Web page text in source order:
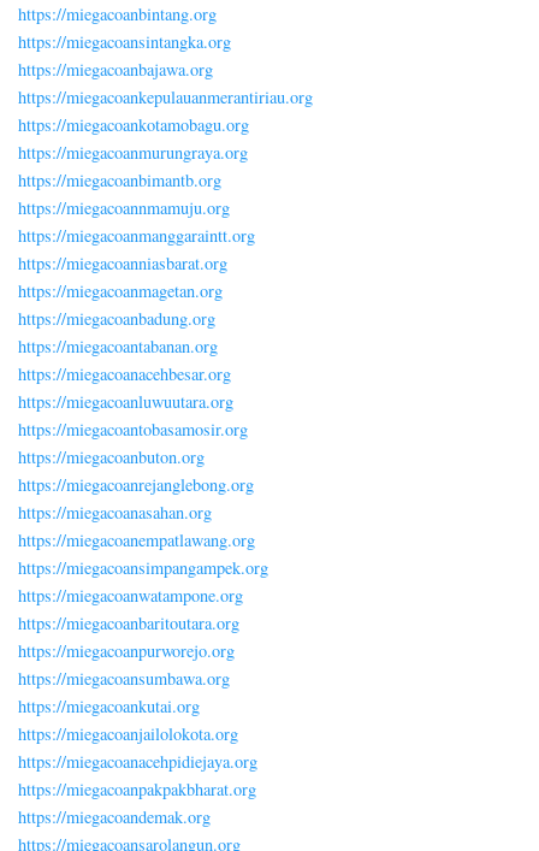
https://miegacoanbintang.org
https://miegacoansintangka.org
https://miegacoanbajawa.org
https://miegacoankepulauanmerantiriau.org
https://miegacoankotamobagu.org
https://miegacoanmurungraya.org
https://miegacoanbimantb.org
https://miegacoannmamuju.org
https://miegacoanmanggaraintt.org
https://miegacoanniasbarat.org
https://miegacoanmagetan.org
https://miegacoanbadung.org
https://miegacoantabanan.org
https://miegacoanacehbesar.org
https://miegacoanluwuutara.org
https://miegacoantobasamosir.org
https://miegacoanbuton.org
https://miegacoanrejanglebong.org
https://miegacoanasahan.org
https://miegacoanempatlawang.org
https://miegacoansimpangampek.org
https://miegacoanwatampone.org
https://miegacoanbaritoutara.org
https://miegacoanpurworejo.org
https://miegacoansumbawa.org
https://miegacoankutai.org
https://miegacoanjailolokota.org
https://miegacoanacehpidiejaya.org
https://miegacoanpakpakbharat.org
https://miegacoandemak.org
https://miegacoansarolangun.org